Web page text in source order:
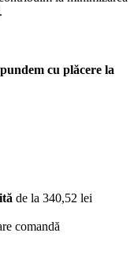
cu plăcere la
de la 340,52 lei
comandă